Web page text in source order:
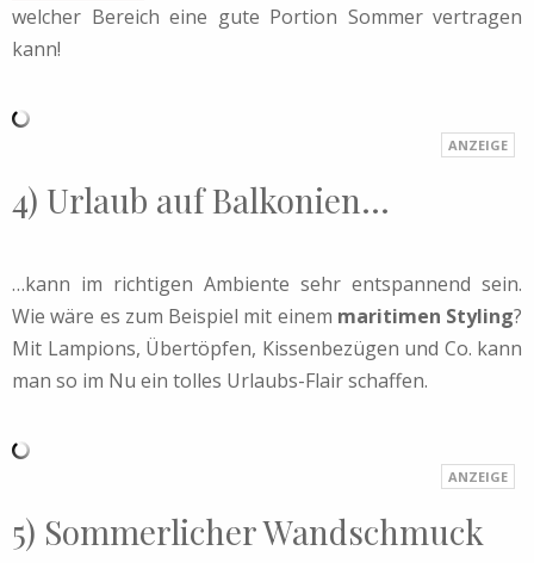
welcher Bereich eine gute Portion Sommer vertragen
kann!
4) Urlaub auf Balkonien…
…kann im richtigen Ambiente sehr entspannend sein.
Wie wäre es zum Beispiel mit einem maritimen Styling?
Mit Lampions, Übertöpfen, Kissenbezügen und Co. kann
man so im Nu ein tolles Urlaubs-Flair schaffen.
5) Sommerlicher Wandschmuck